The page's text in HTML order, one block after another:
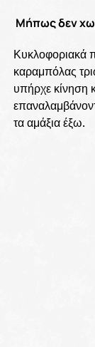
Μήπως δεν
Κυκλοφοριακά
καραμπόλας
υπήρχε κίνηση
τα αμάξια έξω.